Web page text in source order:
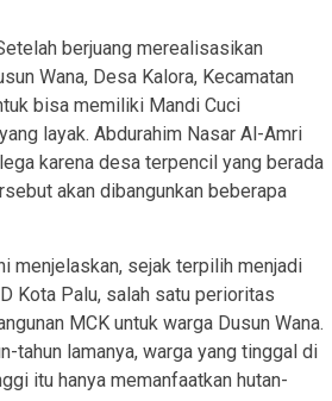
berjuang merealisasikan
Wana, Desa Kalora, Kecamatan
bisa memiliki Mandi Cuci
layak. Abdurahim Nasar Al-Amri
karena desa terpencil yang berada
akan dibangunkan beberapa
menjelaskan, sejak terpilih menjadi
Kota Palu, salah satu perioritas
MCK untuk warga Dusun Wana.
tahun lamanya, warga yang tinggal di
itu hanya memanfaatkan hutan-